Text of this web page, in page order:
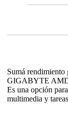
Sumá
GIGABYTE
Es una opción
multimedia y